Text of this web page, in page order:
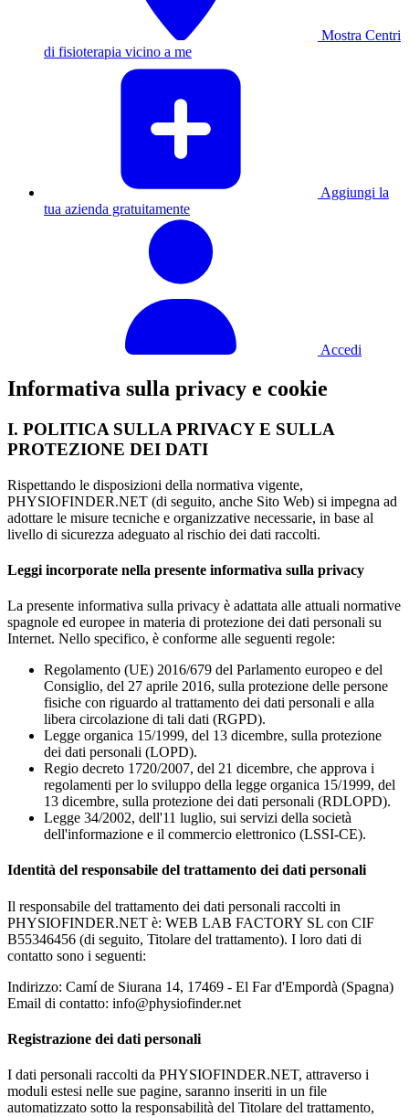
Mostra Centri
di fisioterapia vicino a me
Aggiungi la
tua azienda gratuitamente
Accedi
Informativa sulla privacy e cookie
I. POLITICA SULLA PRIVACY E SULLA
PROTEZIONE DEI DATI
Rispettando le disposizioni della normativa vigente,
PHYSIOFINDER.NET (di seguito, anche Sito Web) si impegna ad
adottare le misure tecniche e organizzative necessarie, in base al
livello di sicurezza adeguato al rischio dei dati raccolti.
Leggi incorporate nella presente informativa sulla privacy
La presente informativa sulla privacy è adattata alle attuali normative
spagnole ed europee in materia di protezione dei dati personali su
Internet. Nello specifico, è conforme alle seguenti regole:
Regolamento (UE) 2016/679 del Parlamento europeo e del
Consiglio, del 27 aprile 2016, sulla protezione delle persone
fisiche con riguardo al trattamento dei dati personali e alla
libera circolazione di tali dati (RGPD).
Legge organica 15/1999, del 13 dicembre, sulla protezione
dei dati personali (LOPD).
Regio decreto 1720/2007, del 21 dicembre, che approva i
regolamenti per lo sviluppo della legge organica 15/1999, del
13 dicembre, sulla protezione dei dati personali (RDLOPD).
Legge 34/2002, dell'11 luglio, sui servizi della società
dell'informazione e il commercio elettronico (LSSI-CE).
Identità del responsabile del trattamento dei dati personali
Il responsabile del trattamento dei dati personali raccolti in
PHYSIOFINDER.NET è: WEB LAB FACTORY SL con CIF
B55346456 (di seguito, Titolare del trattamento). I loro dati di
contatto sono i seguenti:
Indirizzo: Camí de Siurana 14, 17469 - El Far d'Empordà (Spagna)
Email di contatto: info@physiofinder.net
Registrazione dei dati personali
I dati personali raccolti da PHYSIOFINDER.NET, attraverso i
moduli estesi nelle sue pagine, saranno inseriti in un file
automatizzato sotto la responsabilità del Titolare del trattamento,